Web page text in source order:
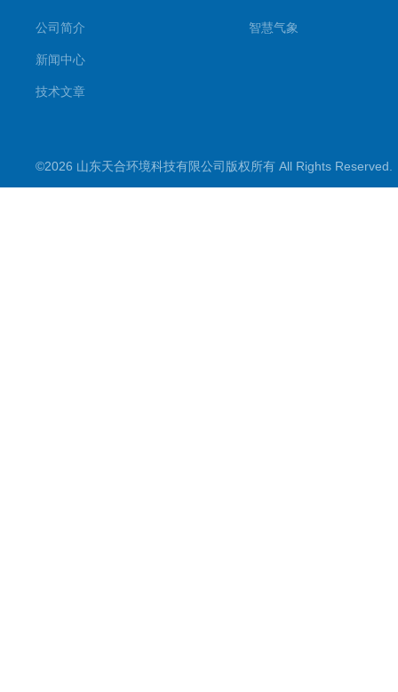
公司简介
新闻中心
技术文章
智慧气象
©2026 山东天合环境科技有限公司版权所有 All Rights